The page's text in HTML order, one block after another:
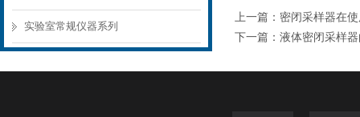
实验室常规仪器系列
上一篇： 密闭采样器在
下一篇： 液体密闭采样